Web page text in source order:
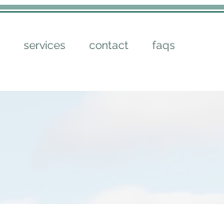
services contact faqs